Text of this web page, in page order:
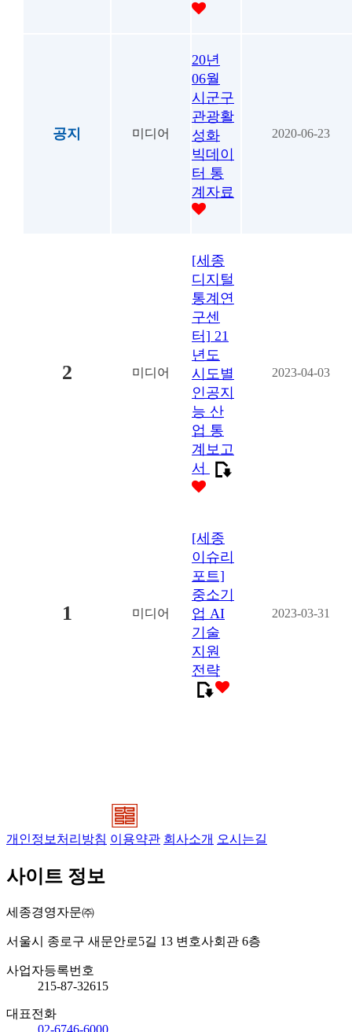
공지 미디어
20년
06월
시군구
관광활
성화
빅데이
터 통
계자료
2020-06-23
2 미디어
[세종
디지털
통계연
구센
터] 21
년도
시도별
인공지
능 산
업 통
계보고
서
2023-04-03
1 미디어
[세종
이슈리
포트]
중소기
업 AI
기술
지원
전략
2023-03-31
개인정보처리방침 이용약관 회사소개 오시는길
사이트 정보
세종경영자문㈜
서울시 종로구 새문안로5길 13 변호사회관 6층
사업자등록번호
215-87-32615
대표전화
02-6746-6000